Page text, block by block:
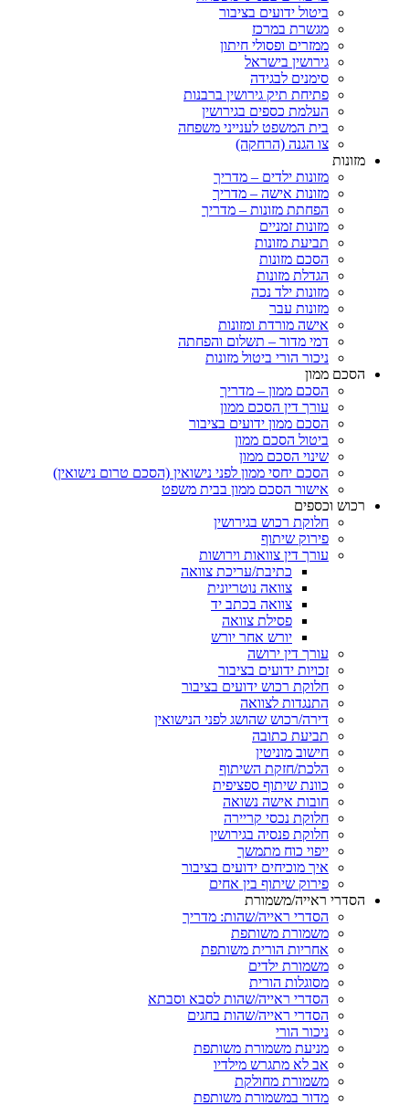
ביטול ידועים בציבור
מגשרת במרכז
ממזרים ופסולי חיתון
גירושין בישראל
סימנים לבגידה
פתיחת תיק גירושין ברבנות
העלמת כספים בגירושין
בית המשפט לענייני משפחה
צו הגנה (הרחקה)
מזונות ילדים – מדריך
מזונות אישה – מדריך
הפחתת מזונות – מדריך
מזונות זמניים
תביעת מזונות
הסכם מזונות
הגדלת מזונות
מזונות ילד נכה
מזונות עבר
אישה מורדת ומזונות
דמי מדור – תשלום והפחתה
ניכור הורי ביטול מזונות
ממון
הסכם ממון – מדריך
עורך דין הסכם ממון
הסכם ממון ידועים בציבור
ביטול הסכם ממון
שינוי הסכם ממון
הסכם יחסי ממון לפני נישואין (הסכם טרום נישואין)
אישור הסכם ממון בבית משפט
וכספים
חלוקת רכוש בגירושין
פירוק שיתוף
עורך דין צוואות וירושות
כתיבת/עריכת צוואה
צוואה נוטריונית
צוואה בכתב יד
פסילת צוואה
יורש אחר יורש
עורך דין ירושה
זכויות ידועים בציבור
חלוקת רכוש ידועים בציבור
התנגדות לצוואה
דירה/רכוש שהושג לפני הנישואין
תביעת כתובה
חישוב מוניטין
הלכת/חזקת השיתוף
כוונת שיתוף ספציפית
חובות אישה נשואה
חלוקת נכסי קריירה
חלוקת פנסיה בגירושין
ייפוי כוח מתמשך
איך מוכיחים ידועים בציבור
פירוק שיתוף בין אחים
ראייה/משמורת
הסדרי ראייה/שהות: מדריך
משמורת משותפת
אחריות הורית משותפת
משמורת ילדים
מסוגלות הורית
הסדרי ראייה/שהות לסבא וסבתא
הסדרי ראייה/שהות בחגים
ניכור הורי
מניעת משמורת משותפת
אב לא מתגרש מילדיו
משמורת מחולקת
מדור במשמורת משותפת